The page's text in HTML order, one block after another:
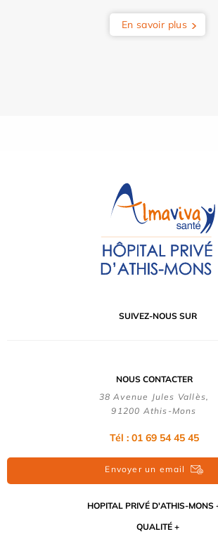
En savoir plus
SUIVEZ-NOUS SUR
NOUS CONTACTER
38 Avenue Jules Vallès,
91200 Athis-Mons
Tél : 01 69 54 45 45
Envoyer un email
HOPITAL PRIVÉ D'ATHIS-MONS
QUALITÉ